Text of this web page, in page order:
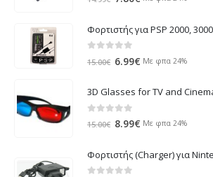
was:
14.99€.
τιμή
Φορτιστής για PSP 2000,
out of 5
15.00€ Original
was:
15.00€.
6.99€ Η
τιμή
Με φπα 24%
3D Glasses for TV and
out of 5
15.00€ Original
was:
15.00€.
8.99€ Η
τιμή
είναι:
Με φπα 24%
Φορτιστής (Charger) για